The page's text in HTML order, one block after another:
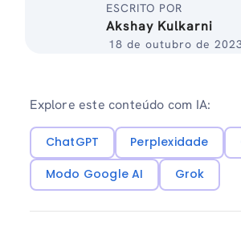
ESCRITO POR
Akshay Kulkarni
18 de outubro de
Explore este conteúdo com IA:
ChatGPT Perplexidade
Modo Google AI
Grok